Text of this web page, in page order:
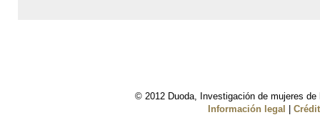
© 2012 Duoda, Investigación de mujeres
Información legal